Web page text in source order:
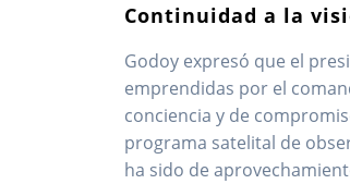
Continuidad a la
Godoy expresó que el
emprendidas por el
conciencia y de
programa satelital de
ha sido de